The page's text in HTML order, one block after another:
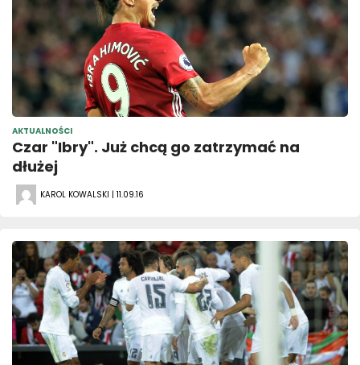
AKTUALNOŚCI
Czar "Ibry". Już chcą go zatrzymać na
dłużej
KAROL KOWALSKI | 11.09.16